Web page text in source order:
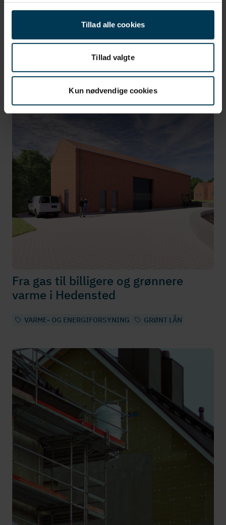
Tillad alle cookies
Tillad valgte
Kun nødvendige cookies
Inspiration fra andre kunder
Inspiration fra vores kunder
Fra gas til billigere og grønnere
varme i Hedensted
VARME- OG ENERGIFORSYNING GRØNT LÅN